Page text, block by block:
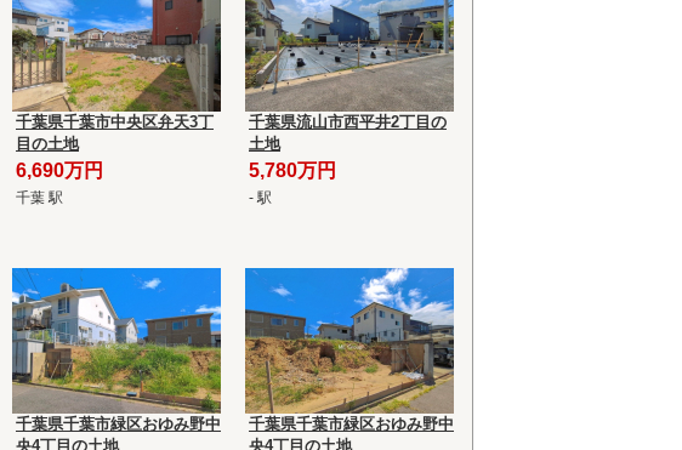
千葉県千葉市中央区弁天3丁
目の土地
6,690万円
千葉 駅
千葉県流山市西平井2丁目の
土地
5,780万円
- 駅
千葉県千葉市緑区おゆみ野中
央4丁目の土地
千葉県千葉市緑区おゆみ野中
央4丁目の土地